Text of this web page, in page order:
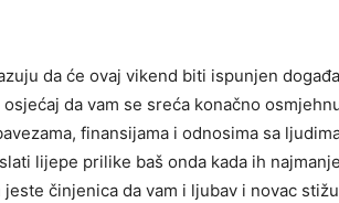
da će ovaj vikend biti ispunjen
da vam se sreća konačno
finansijama i odnosima sa
lijepe prilike baš onda kada ih
činjenica da vam i ljubav i novac